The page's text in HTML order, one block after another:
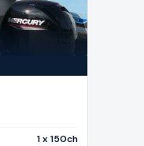
1 x 150ch